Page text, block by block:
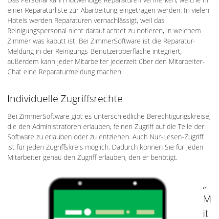
einer Reparaturliste zur Abarbeitung eingetragen werden. In vielen
Hotels werden Reparaturen vernachlässigt, weil das
Reinigungspersonal nicht darauf achtet zu notieren, in welchem
Zimmer was kaputt ist. Bei ZimmerSoftware ist die Reparatur-
Meldung in der Reinigungs-Benutzeroberfläche integriert,
außerdem kann jeder Mitarbeiter jederzeit über den Mitarbeiter-
Chat eine Reparaturmeldung machen.
Individuelle Zugriffsrechte
Bei ZimmerSoftware gibt es unterschiedliche Berechtigungskreise,
die den Administratoren erlauben, feinen Zugriff auf die Teile der
Software zu erlauben oder zu entziehen. Auch Nur-Lesen-Zugriff
ist für jeden Zugriffskreis möglich. Dadurch können Sie für jeden
Mitarbeiter genau den Zugriff erlauben, den er benötigt.
„
M
it